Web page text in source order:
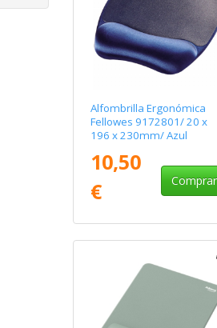
Alfombrilla Ergonómica
Fellowes 9172801/ 20 x
196 x 230mm/ Azul
10,50
€
Comprar